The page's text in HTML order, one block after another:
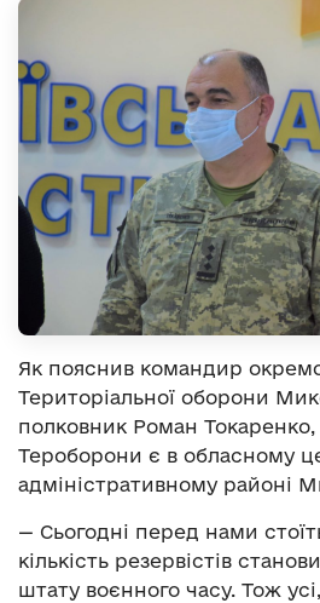
Як пояснив командир
Територіальної оборони
полковник Роман Токаренко,
Тероборони є в обласному
адміністративному районі
— Сьогодні перед нами
кількість резервістів
штату воєнного часу. Тож